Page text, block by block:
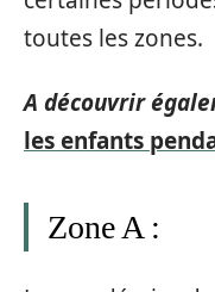
toutes les zones.
A découvrir
les enfants
Zone A :